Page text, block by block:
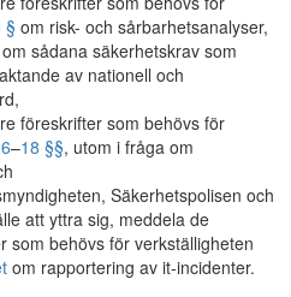
§ om risk- och sårbarhetsanalyser,
sådana säkerhetskrav som
av nationell och
föreskrifter som behövs för
–18 §§, utom i fråga om
Säkerhetspolisen och
att yttra sig, meddela de
som behövs för verkställigheten
om rapportering av it-incidenter.